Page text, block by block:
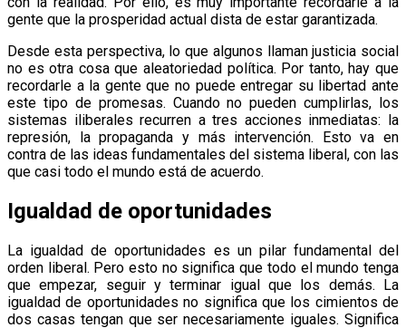
gente que la prosperidad actual dista de estar garantizada.
Desde esta perspectiva, lo que algunos llaman justicia social
no es otra cosa que aleatoriedad política. Por tanto, hay que
recordarle a la gente que no puede entregar su libertad ante
este tipo de promesas. Cuando no pueden cumplirlas, los
sistemas iliberales recurren a tres acciones inmediatas: la
represión, la propaganda y más intervención. Esto va en
contra de las ideas fundamentales del sistema liberal, con las
que casi todo el mundo está de acuerdo.
Igualdad de oportunidades
La igualdad de oportunidades es un pilar fundamental del
orden liberal. Pero esto no significa que todo el mundo tenga
que empezar, seguir y terminar igual que los demás. La
igualdad de oportunidades no significa que los cimientos de
dos casas tengan que ser necesariamente iguales. Significa